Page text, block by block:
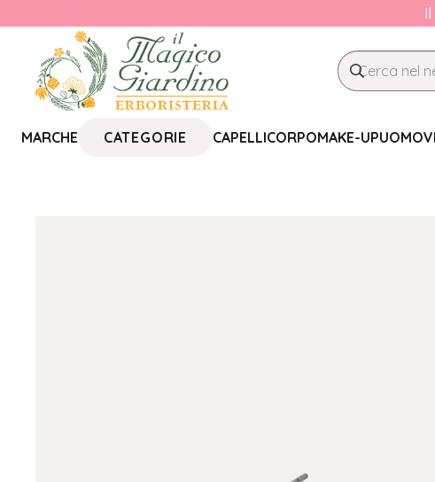
MARCHE CATEGORIE CAPELLICORPOMAKE-UPUOMO